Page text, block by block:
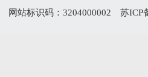
网站标识码：3204000002 苏ICP